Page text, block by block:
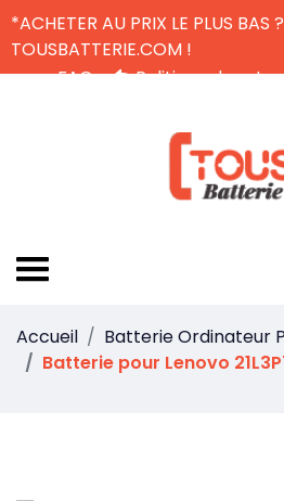
*ACHETER AU PRIX LE PLUS BAS
TOUSBATTERIE.COM !
FAQ
Politique de
Accueil Batterie Ordinateur
Batterie pour Lenovo